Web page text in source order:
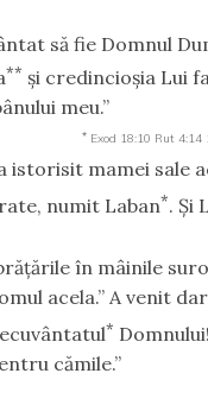
să fie Domnul
** şi credincioşia Lui
meu.”
* Exod 18:10 Rut 4:14
istorisit mamei sale
numit Laban*. Şi
în mâinile
acela.” A venit
*
cămile.”